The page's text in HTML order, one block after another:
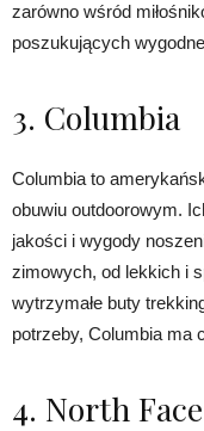
zarówno wśród
poszukujących
3. Columbia
Columbia to
obuwiu outdoorowym.
jakości i wygody
zimowych, od lekkich i
wytrzymałe buty
potrzeby, Columbia ma
4. North Face